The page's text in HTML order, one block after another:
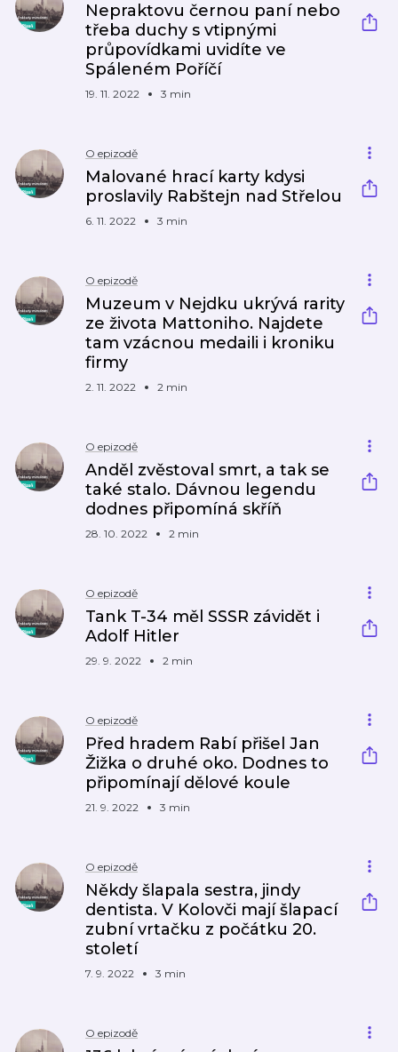
Nepraktovu černou paní nebo
třeba duchy s vtipnými
průpovídkami uvidíte ve
Spáleném Poříčí
19. 11. 2022 3 min
O epizodě
Malované hrací karty kdysi
proslavily Rabštejn nad Střelou
6. 11. 2022 3 min
O epizodě
Muzeum v Nejdku ukrývá rarity
ze života Mattoniho. Najdete
tam vzácnou medaili i kroniku
firmy
2. 11. 2022 2 min
O epizodě
Anděl zvěstoval smrt, a tak se
také stalo. Dávnou legendu
dodnes připomíná skříň
28. 10. 2022 2 min
O epizodě
Tank T-34 měl SSSR závidět i
Adolf Hitler
29. 9. 2022 2 min
O epizodě
Před hradem Rabí přišel Jan
Žižka o druhé oko. Dodnes to
připomínají dělové koule
21. 9. 2022 3 min
O epizodě
Někdy šlapala sestra, jindy
dentista. V Kolovči mají šlapací
zubní vrtačku z počátku 20.
století
7. 9. 2022 3 min
O epizodě